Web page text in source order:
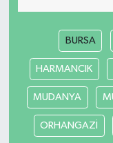
BURSA
HARMANCIK
MUDANYA
ORHANGAZİ
Yerel